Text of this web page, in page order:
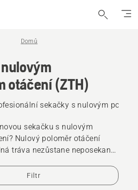
Domů
otáčení (ZTH)
sekačky s nulovým
sekačku s nulovým
Nulový poloměr otáčení
tráva nezůstane neposekaná,
začít další. Sekačky
otáčení nabízejí rychlé
Filtr